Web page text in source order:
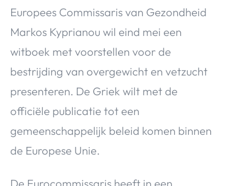
VALERIE'S CHOICE
Food & Drinks Health & Beauty Gadgets
Huis & Tuin
Travel
Lifestyle
Europees Commissaris van Gezondheid
Markos Kyprianou wil eind mei een
witboek met voorstellen voor de
bestrijding van overgewicht en vetzucht
presenteren. De Griek wilt met de
officiële publicatie tot een
gemeenschappelijk beleid komen binnen
de Europese Unie.